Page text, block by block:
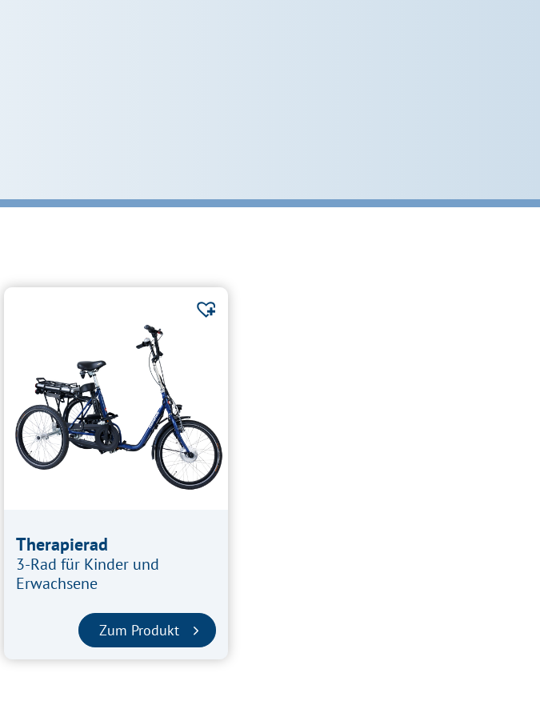
Therapierad
3-Rad für Kinder und
Erwachsene
Zum Produkt